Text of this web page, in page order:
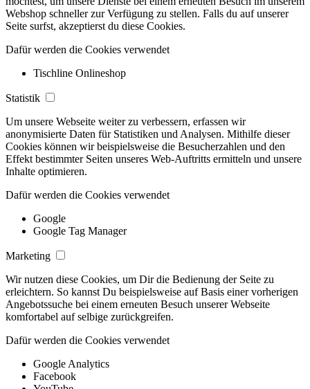
Webshop schneller zur Verfügung zu stellen. Falls du auf unserer
Seite surfst, akzeptierst du diese Cookies.
Dafür werden die Cookies verwendet
Tischline Onlineshop
Statistik
Um unsere Webseite weiter zu verbessern, erfassen wir
anonymisierte Daten für Statistiken und Analysen. Mithilfe dieser
Cookies können wir beispielsweise die Besucherzahlen und den
Effekt bestimmter Seiten unseres Web-Auftritts ermitteln und unsere
Inhalte optimieren.
Dafür werden die Cookies verwendet
Google
Google Tag Manager
Marketing
Wir nutzen diese Cookies, um Dir die Bedienung der Seite zu
erleichtern. So kannst Du beispielsweise auf Basis einer vorherigen
Angebotssuche bei einem erneuten Besuch unserer Webseite
komfortabel auf selbige zurückgreifen.
Dafür werden die Cookies verwendet
Google Analytics
Facebook